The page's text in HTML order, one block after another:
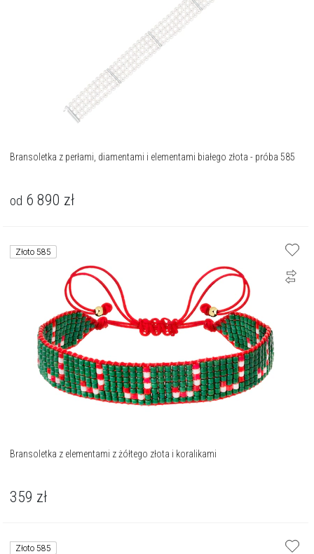
Bransoletka z perłami, diamentami i elementami białego złota - próba 585
od 6 890 zł
Złoto 585
Bransoletka z elementami z żółtego złota i koralikami
359 zł
Złoto 585